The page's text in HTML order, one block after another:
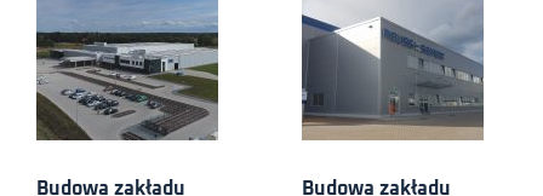
Budowa zakładu
Budowa zakładu